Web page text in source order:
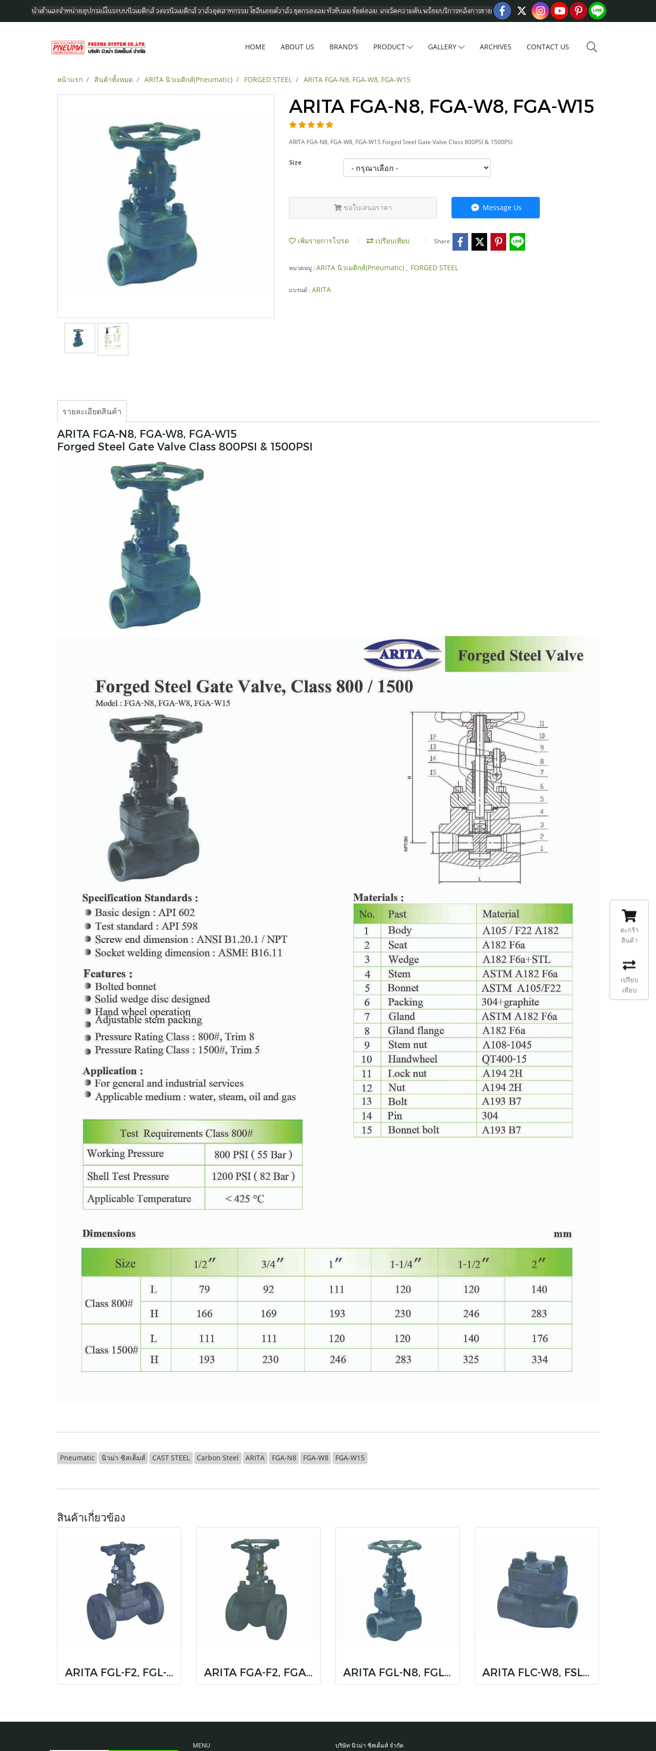
นำเข้าและจำหน่ายอุปกรณ์ในระบบนิวเมติกส์ วงจรนิวเมติกส์ วาล์วอุตสาหกรรม โซลีนอยด์วาล์ว ชุดกรองลม หัวขับลม ข้อต่อลม เกจวัดความดัน พร้อมบริการหลังการขาย
HOME ABOUT US BRAND'S PRODUCT GALLERY ARCHIVES CONTACT US
หน้าแรก สินค้าทั้งหมด ARITA นิวเมติกส์(Pneumatic) FORGED STEEL ARITA FGA-N8, FGA-W8, FGA-W15
ARITA FGA-N8, FGA-W8, FGA-W15
ARITA FGA-N8, FGA-W8, FGA-W15 Forged Steel Gate Valve Class 800PSI & 1500PSI
Size
ขอใบเสนอราคา Message Us
เพิ่มรายการโปรด เปรียบเทียบ Share
หมวดหมู่ :ARITA นิวเมติกส์(Pneumatic) , FORGED STEEL
แบรนด์ :ARITA
รายละเอียดสินค้า
ARITA FGA-N8, FGA-W8, FGA-W15
Forged Steel Gate Valve Class 800PSI & 1500PSI
Pneumatic นิวม่า ซิสเต็มส์ CAST STEEL Carbon Steel ARITA FGA-N8 FGA-W8 FGA-W15
สินค้าเกี่ยวข้อง
ARITA FGL-F2, FGL-F5 ARITA FGA-F2, FGA-F5 ARITA FGL-N8, FGL-W8, FGL-W15 ARITA FLC-W8, FSLC-W15
MENU
บริษัท นิวม่า ซิสเต็มส์ จำกัด
ตะกร้า
สินค้า
เปรียบ
เทียบ